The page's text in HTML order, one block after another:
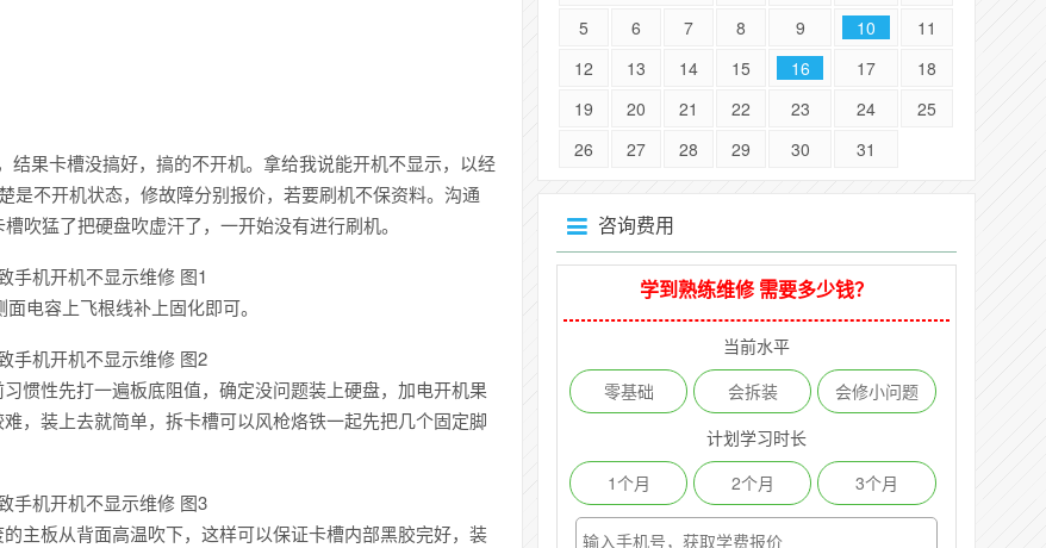
果卡槽没搞好，搞的不开机。拿给我说能开机不显示，以经
是不开机状态，修故障分别报价，若要刷机不保资料。沟通
吹猛了把硬盘吹虚汗了，一开始没有进行刷机。
电容上飞根线补上固化即可。
性先打一遍板底阻值，确定没问题装上硬盘，加电开机果
，装上去就简单，拆卡槽可以风枪烙铁一起先把几个固定脚
板从背面高温吹下，这样可以保证卡槽内部黑胶完好，装
5
6 7 8 9 10
11
12
13 14 15 16 17
18
19
20 21 22 23 24
25
26
27 28 29 30 31
咨询费用
学到熟练维修 需要多少钱？
当前水平
零基础
会拆装
会修小问题
计划学习时长
1个月
2个月 3个月